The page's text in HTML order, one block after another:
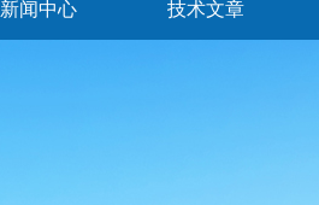
新闻中心 技术文章